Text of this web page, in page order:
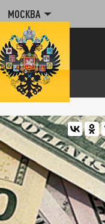
МОСКВА